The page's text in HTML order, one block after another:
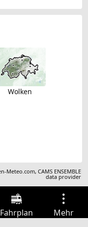
Wolken
Meteo.com,CAMS ENSEMBLE
data provider
Fahrplan Mehr